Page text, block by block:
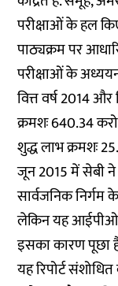
परीक्षाओं के हल
पाठ्यक्रम पर
परीक्षाओं के
वित्त वर्ष 2014
क्रमशः 640.34
शुद्ध लाभ क्रमशः
जून 2015 में सेबी
सार्वजनिक
लेकिन यह आईपीओ
इसका कारण पूछा
यह रिपोर्ट